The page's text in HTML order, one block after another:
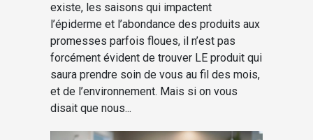
existe, les saisons qui impactent
l’épiderme et l’abondance des produits aux
promesses parfois floues, il n’est pas
forcément évident de trouver LE produit qui
saura prendre soin de vous au fil des mois,
et de l’environnement. Mais si on vous
disait que nous...